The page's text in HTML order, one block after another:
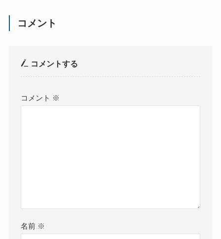
コメント
コメントする
コメント ※
名前 ※